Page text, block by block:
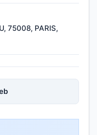
75008, PARIS,